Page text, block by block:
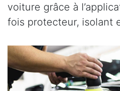
voiture grâce à
fois protecteur, isolant